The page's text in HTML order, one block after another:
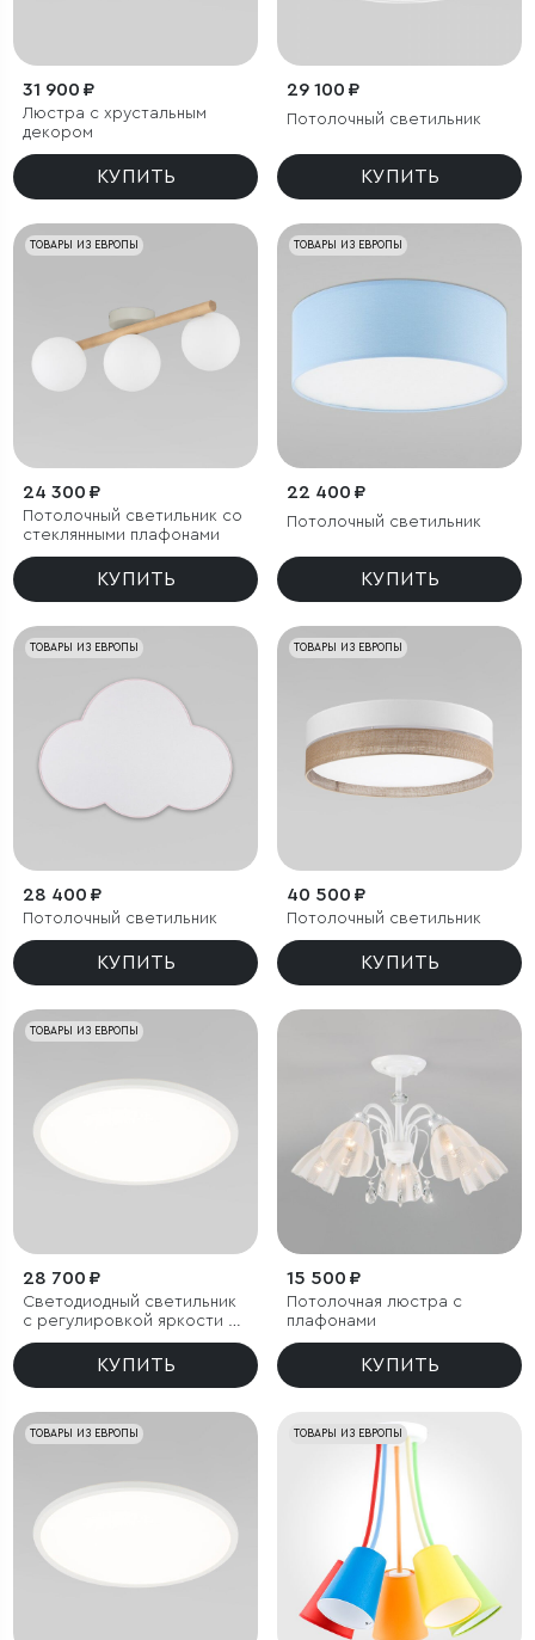
31 900 ₽
Люстра с хрустальным
декором
КУПИТЬ
29 100 ₽
Потолочный светильник
КУПИТЬ
ТОВАРЫ ИЗ ЕВРОПЫ
24 300 ₽
Потолочный светильник со
стеклянными плафонами
КУПИТЬ
ТОВАРЫ ИЗ ЕВРОПЫ
22 400 ₽
Потолочный светильник
КУПИТЬ
ТОВАРЫ ИЗ ЕВРОПЫ
28 400 ₽
Потолочный светильник
КУПИТЬ
ТОВАРЫ ИЗ ЕВРОПЫ
40 500 ₽
Потолочный светильник
КУПИТЬ
ТОВАРЫ ИЗ ЕВРОПЫ
28 700 ₽
Светодиодный светильник
с регулировкой яркости и
цветовой температуры
КУПИТЬ
15 500 ₽
Потолочная люстра с
плафонами
КУПИТЬ
ТОВАРЫ ИЗ ЕВРОПЫ ТОВАРЫ ИЗ ЕВРОПЫ